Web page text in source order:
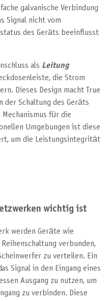
galvanische Verbindung
Signal nicht vom
des Geräts beeinflusst
als Leitung
die Strom
Dieses Design macht True
der Schaltung des Geräts
für die
Umgebungen ist diese
um die Leistungsintegrität
wichtig ist
werden Geräte wie
verbunden,
zu verteilen. Ein
Signal in den Eingang eines
Ausgang zu nutzen, um
zu verbinden. Diese